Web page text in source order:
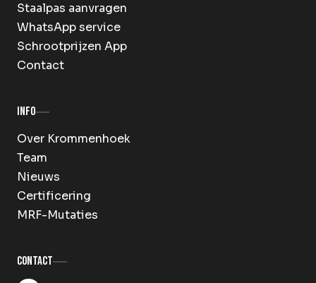
Staalpas aanvragen
WhatsApp service
Schrootprijzen App
Contact
Info
Over Krommenhoek
Team
Nieuws
Certificering
MRF-Mutaties
Contact